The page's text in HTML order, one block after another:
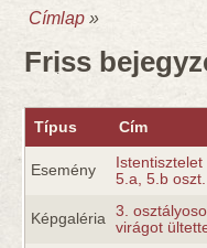
Jelenlegi hely
Címlap »
Friss
Típus Cím
Esemény
Istentisztelet
5.a, 5.b oszt.
Képgaléria
3.
virágot